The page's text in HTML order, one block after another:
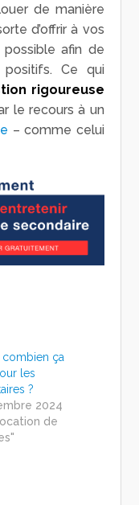
de manière
d’offrir à vos
afin de
positifs. Ce qui
rigoureuse
le recours à un
– comme celui
combien ça
les
?
2024
de